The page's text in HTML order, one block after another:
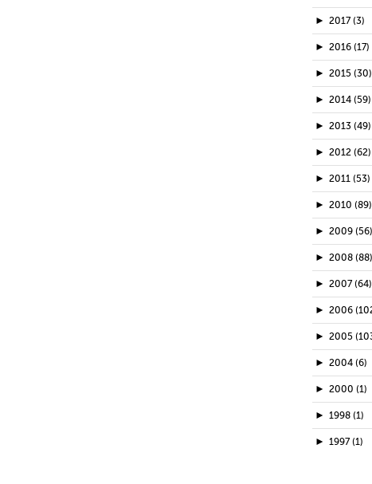
► 2017 (3)
► 2016 (17)
► 2015 (30)
► 2014 (59)
► 2013 (49)
► 2012 (62)
► 2011 (53)
► 2010 (89)
► 2009 (56)
► 2008 (88)
► 2007 (64)
► 2006
► 2005
► 2004 (6)
► 2000 (1)
► 1998 (1)
► 1997 (1)